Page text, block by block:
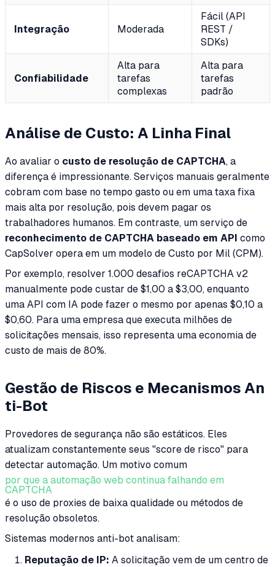
Integração Moderada
Fácil (API
REST /
SDKs)
Confiabilidade
Alta para
tarefas
complexas
Alta para
tarefas
padrão
Análise de Custo: A Linha Final
Ao avaliar o custo de resolução de CAPTCHA, a
diferença é impressionante. Serviços manuais geralmente
cobram com base no tempo gasto ou em uma taxa fixa
mais alta por resolução, pois devem pagar os
trabalhadores humanos. Em contraste, um serviço de
reconhecimento de CAPTCHA baseado em API como
CapSolver opera em um modelo de Custo por Mil (CPM).
Por exemplo, resolver 1.000 desafios reCAPTCHA v2
manualmente pode custar de $1,00 a $3,00, enquanto
uma API com IA pode fazer o mesmo por apenas $0,10 a
$0,60. Para uma empresa que executa milhões de
solicitações mensais, isso representa uma economia de
custo de mais de 80%.
Gestão de Riscos e Mecanismos An
ti-Bot
Provedores de segurança não são estáticos. Eles
atualizam constantemente seus "score de risco" para
detectar automação. Um motivo comum
por que a automação web continua falhando em
CAPTCHA
é o uso de proxies de baixa qualidade ou métodos de
resolução obsoletos.
Sistemas modernos anti-bot analisam:
Reputação de IP: A solicitação vem de um centro de